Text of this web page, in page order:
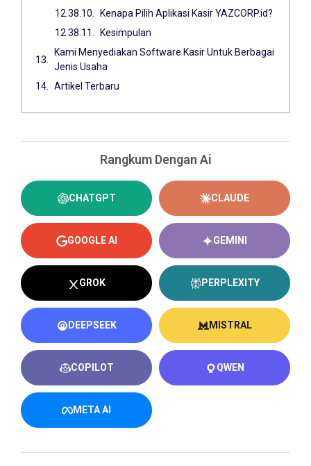
Kenapa Pilih Aplikasi Kasir YAZCORP.id?
Kesimpulan
Kami Menyediakan Software Kasir Untuk Berbagai
Jenis Usaha
Artikel Terbaru
Rangkum Dengan Ai
CHATGPT CLAUDE
GOOGLE AI GEMINI
GROK PERPLEXITY
DEEPSEEK MISTRAL
COPILOT QWEN
META AI